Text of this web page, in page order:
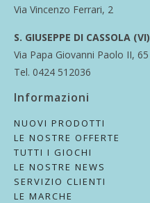
Via Vincenzo Ferrari, 2
S. GIUSEPPE DI CASSOLA (VI)
Via Papa Giovanni Paolo II, 65
Tel. 0424 512036
Informazioni
NUOVI PRODOTTI
LE NOSTRE OFFERTE
TUTTI I GIOCHI
LE NOSTRE NEWS
SERVIZIO CLIENTI
LE MARCHE